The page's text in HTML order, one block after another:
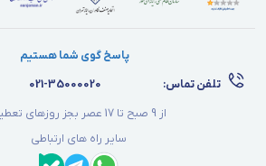
پاسخ گوی شما هستیم
تلفن تماس:
021-35000020
از 9 صبح تا 17 عصر بجز روزهای تعطیل
سایر راه های ارتباطی